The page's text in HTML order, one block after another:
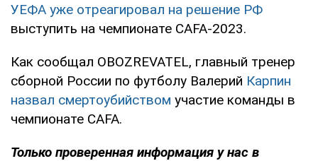
УЕФА уже отреагировал на решение РФ
выступить на чемпионате CAFA-2023.
Как сообщал OBOZREVATEL, главный тренер
сборной России по футболу Валерий Карпин
назвал смертоубийством участие команды в
чемпионате CAFA.
Только проверенная информация у нас в